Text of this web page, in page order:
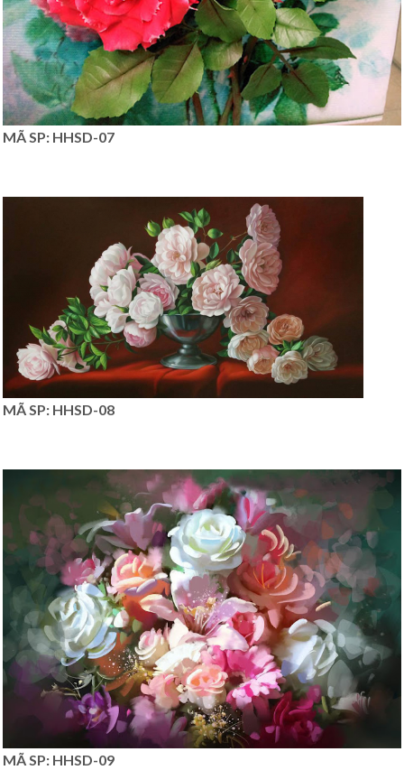
MÃ SP: HHSD-07
MÃ SP: HHSD-08
MÃ SP: HHSD-09